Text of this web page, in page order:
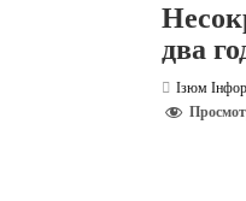
два
Ізюм